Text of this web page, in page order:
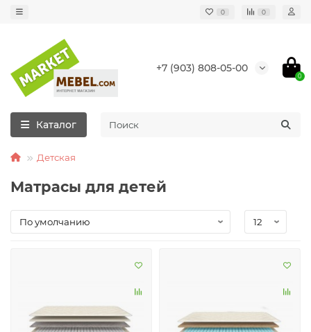
0 0
+7 (903) 808-05-00
0
Каталог
Детская
Матрасы для детей